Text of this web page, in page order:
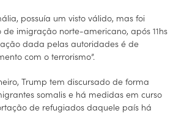
possuía um visto válido, mas foi
imigração norte-americano, após 11hs
dada pelas autoridades é de
com o terrorismo”.
Trump tem discursado de forma
somalis e há medidas em curso
de refugiados daquele país há